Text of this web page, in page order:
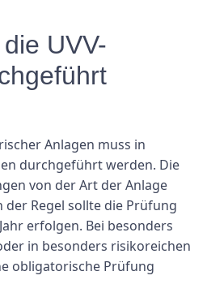
UVV-
Anlagen muss in
durchgeführt werden. Die
von der Art der Anlage
Regel sollte die Prüfung
erfolgen. Bei besonders
in besonders risikoreichen
obligatorische Prüfung